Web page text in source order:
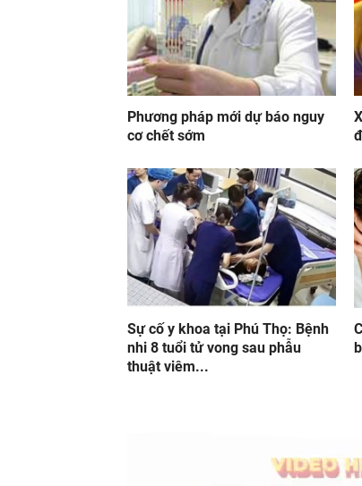
Phương pháp mới dự báo nguy
cơ chết sớm
Sự cố y khoa tại Phú Thọ: Bệnh
nhi 8 tuổi tử vong sau phẫu
thuật viêm...